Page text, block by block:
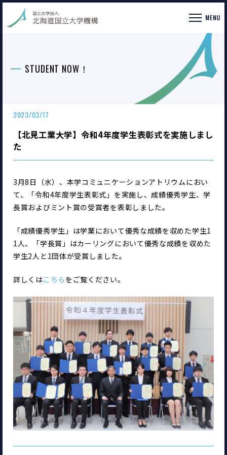
MENU
STUDENT NOW！
2023/03/17
【北見工業大学】令和4年度学生表彰式を実施しまし
た
3月8日（水）、本学コミュニケーションアトリウムにおい
て、「令和4年度学生表彰式」を実施し、成績優秀学生、学
長賞およびミント賞の受賞者を表彰しました。
「成績優秀学生」は学業において優秀な成績を収めた学生1
1人、「学長賞」はカーリングにおいて優秀な成績を収めた
学生2人と1団体が受賞しました。
詳しくはこちら をご覧ください。